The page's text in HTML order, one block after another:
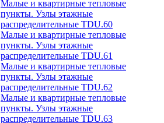
Малые и квартирные тепловые
пункты. Узлы этажные
распределительные TDU.60
Малые и квартирные тепловые
пункты. Узлы этажные
распределительные TDU.61
Малые и квартирные тепловые
пункты. Узлы этажные
распределительные TDU.62
Малые и квартирные тепловые
пункты. Узлы этажные
распределительные TDU.63